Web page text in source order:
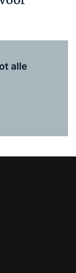
alle